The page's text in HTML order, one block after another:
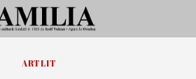
ARTLIT